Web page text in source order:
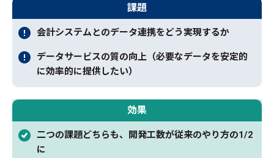
課題
会計システムとのデータ連携をどう実現するか
データサービスの質の向上（必要なデータを安定的
に効率的に提供したい）
効果
二つの課題どちらも、開発工数が従来のやり方の1/2
に